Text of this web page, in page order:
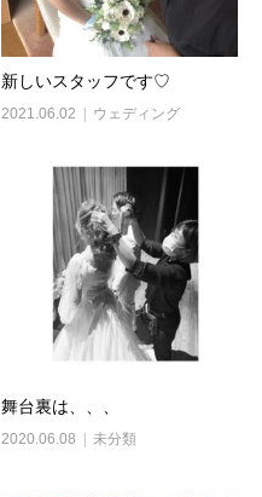
新しいスタッフです♡
2021.06.02 ウェディング
舞台裏は、、、
2020.06.08 未分類